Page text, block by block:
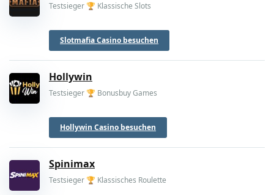
Testsieger 🏆 Klassische Slots
Slotmafia Casino besuchen
Hollywin
Testsieger 🏆 Bonusbuy Games
Hollywin Casino besuchen
Spinimax
Testsieger 🏆 Klassisches Roulette